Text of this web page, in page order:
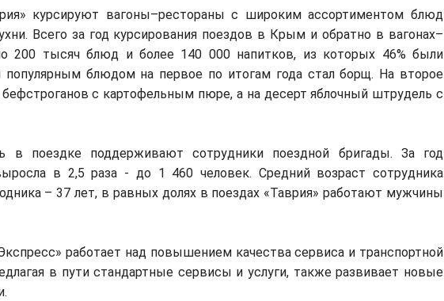
курсируют вагоны–рестораны с широким ассортиментом блюд
Всего за год курсирования поездов в Крым и обратно в вагонах–
200 тысяч блюд и более 140 000 напитков, из которых 46% были
блюдом на первое по итогам года стал борщ. На второе
с картофельным пюре, а на десерт яблочный штрудель с
в поездке поддерживают сотрудники поездной бригады. За год
в 2,5 раза - до 1 460 человек. Средний возраст сотрудника
– 37 лет, в равных долях в поездах «Таврия» работают мужчины
работает над повышением качества сервиса и транспортной
в пути стандартные сервисы и услуги, также развивает новые